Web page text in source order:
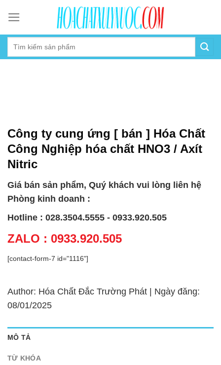
content
Công ty cung ứng [ bán ] Hóa Chất
Công Nghiệp hóa chất HNO3 / Axít
Nitric
Giá bán sản phẩm, Quý khách vui lòng liên hệ
Phòng kinh doanh :
Hotline : 028.3504.5555 - 0933.920.505
ZALO : 0933.920.505
[contact-form-7 id="1116"]
Author: Hóa Chất Đắc Trường Phát | Ngày đăng:
08/01/2025
MÔ TẢ
TỪ KHÓA